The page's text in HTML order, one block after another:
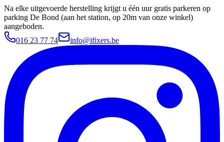
Na elke uitgevoerde herstelling krijgt u één uur gratis parkeren op
parking De Bond (aan het station, op 20m van onze winkel)
aangeboden.
016 23 77 74
info@ifixers.be